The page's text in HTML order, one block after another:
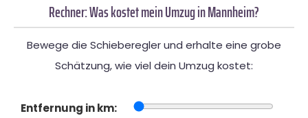
Rechner: Was kostet mein Umzug in Mannheim?
Bewege die Schieberegler und erhalte eine grobe
Schätzung, wie viel dein Umzug kostet:
Entfernung in km: